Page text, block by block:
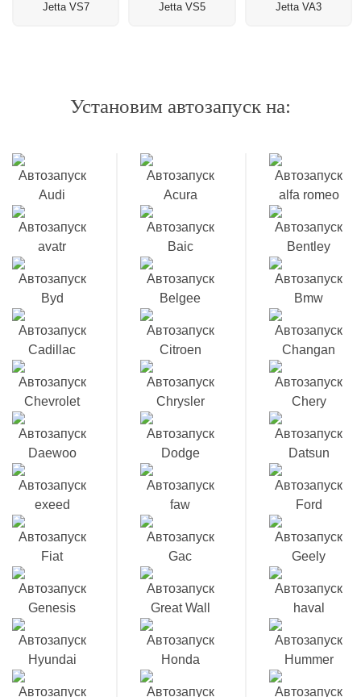
Jetta VS7 Jetta VS5 Jetta VA3
Установим автозапуск на: